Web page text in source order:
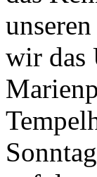
wir das